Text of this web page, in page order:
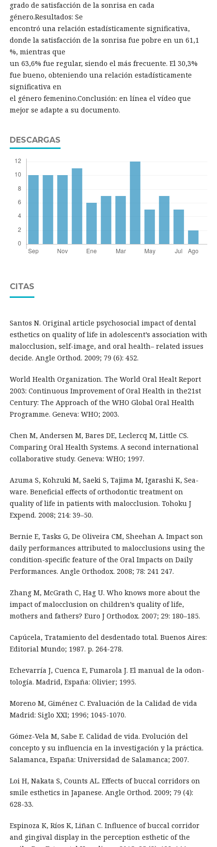
grado de satisfacción de la sonrisa en cada
género.Resultados: Se
encontró una relación estadísticamente significativa,
donde la satisfacción de la sonrisa fue pobre en un 61,1
%, mientras que
un 63,6% fue regular, siendo el más frecuente. El 30,3%
fue bueno, obteniendo una relación estadísticamente
significativa en
el género femenino.Conclusión: en línea el vídeo que
mejor se adapte a su documento.
DESCARGAS
CITAS
Santos N. Original article psychosocial impact of dental
esthetics on quality of life in adolescent’s association with
malocclusion, self-image, and oral health– related issues
decide. Angle Orthod. 2009; 79 (6): 452.
World Health Organization. The World Oral Healt Report
2003: Continuous Improvement of Oral Health in the21st
Century: The Approach of the WHO Global Oral Health
Programme. Geneva: WHO; 2003.
Chen M, Andersen M, Bares DE, Leclercq M, Little CS.
Comparing Oral Health Systems. A second international
collaborative study. Geneva: WHO; 1997.
Azuma S, Kohzuki M, Saeki S, Tajima M, Igarashi K, Sea-
ware. Beneficial effects of orthodontic treatment on
quality of life in patients with malocclusion. Tohoku J
Expend. 2008; 214: 39–50.
Bernie E, Tasks G, De Oliveira CM, Sheehan A. Impact son
daily performances attributed to malocclusions using the
condition-specific feature of the Oral Impacts on Daily
Performances. Angle Orthodox. 2008; 78: 241 247.
Zhang M, McGrath C, Hag U. Who knows more about the
impact of malocclusion on children’s quality of life,
mothers and fathers? Euro J Orthodox. 2007; 29: 180–185.
Capúcela, Tratamiento del desdentado total. Buenos Aires:
Editorial Mundo; 1987. p. 264-278.
Echevarría J, Cuenca E, Fumarola J. El manual de la odon-
tología. Madrid, España: Olivier; 1995.
Moreno M, Giménez C. Evaluación de la Calidad de vida
Madrid: Siglo XXI; 1996; 1045-1070.
Gómez-Vela M, Sabe E. Calidad de vida. Evolución del
concepto y su influencia en la investigación y la práctica.
Salamanca, España: Universidad de Salamanca; 2007.
Loi H, Nakata S, Counts AL. Effects of buccal corridors on
smile esthetics in Japanese. Angle Orthod. 2009; 79 (4):
628-33.
Espinoza K, Ríos K, Liñan C. Influence of buccal corridor
and gingival display in the perception esthetic of the